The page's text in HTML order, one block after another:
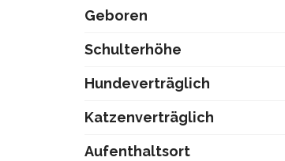
Geboren
Schulterhöhe
Hundeverträglich
Katzenverträglich
Aufenthaltsort